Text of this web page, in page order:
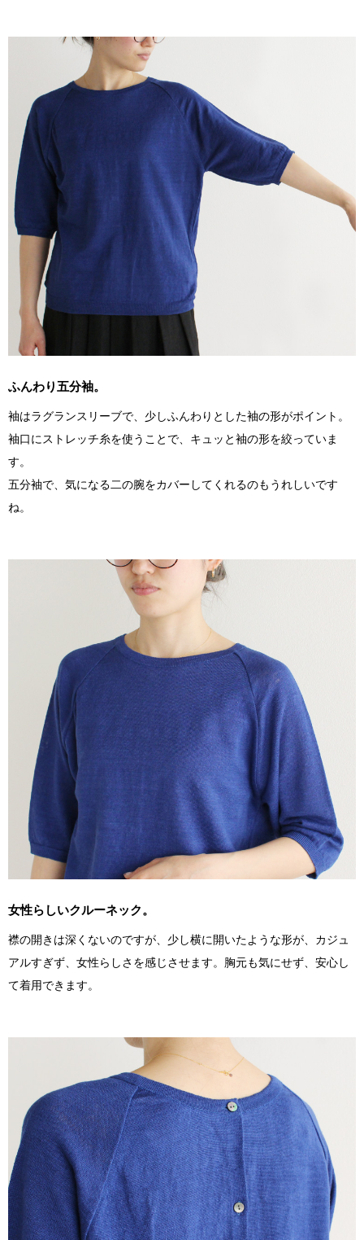
ふんわり五分袖。
袖はラグランスリーブで、少しふんわりとした袖の形がポイント。
袖口にストレッチ糸を使うことで、キュッと袖の形を絞っていま
す。
五分袖で、気になる二の腕をカバーしてくれるのもうれしいです
ね。
女性らしいクルーネック。
襟の開きは深くないのですが、少し横に開いたような形が、カジュ
アルすぎず、女性らしさを感じさせます。胸元も気にせず、安心し
て着用できます。